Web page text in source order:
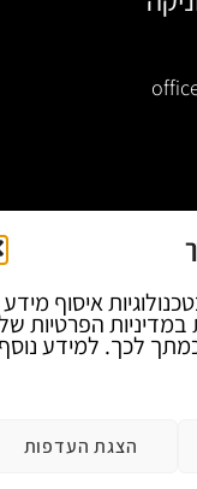
איסוף מידע
במדיניות הפרטיות
לכך. למידע נוסף
הצגת העדפות